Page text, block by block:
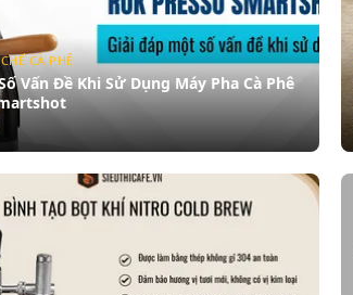
CÀ PHÊ
Vấn Đề Khi Sử Dụng Máy Pha Cà Phê